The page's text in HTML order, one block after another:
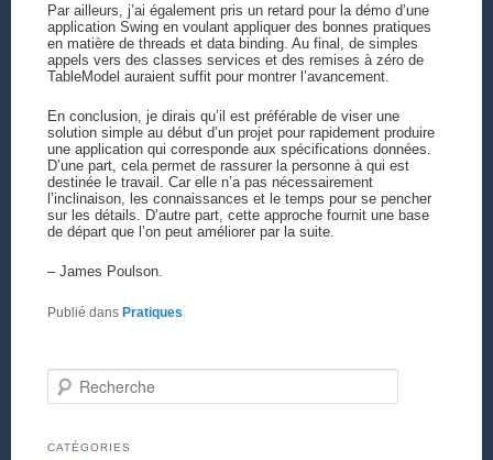
Par ailleurs, j’ai également pris un retard pour la démo d’une
application Swing en voulant appliquer des bonnes pratiques
en matière de threads et data binding. Au final, de simples
appels vers des classes services et des remises à zéro de
TableModel auraient suffit pour montrer l’avancement.
En conclusion, je dirais qu’il est préférable de viser une
solution simple au début d’un projet pour rapidement produire
une application qui corresponde aux spécifications données.
D’une part, cela permet de rassurer la personne à qui est
destinée le travail. Car elle n’a pas nécessairement
l’inclinaison, les connaissances et le temps pour se pencher
sur les détails. D’autre part, cette approche fournit une base
de départ que l’on peut améliorer par la suite.
– James Poulson.
Publié dans Pratiques
Recherche
CATÉGORIES